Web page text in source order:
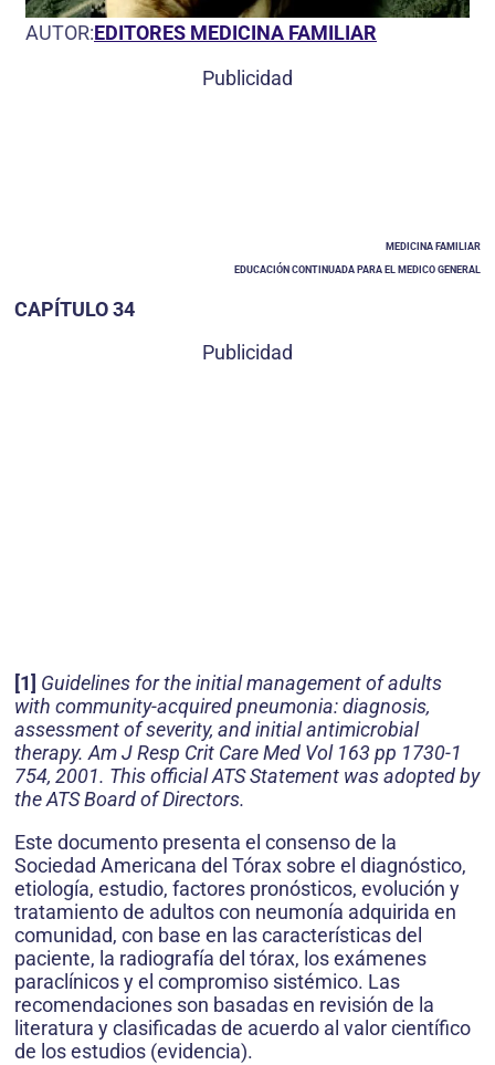
AUTOR:EDITORES MEDICINA FAMILIAR
Publicidad
MEDICINA FAMILIAR
EDUCACIÓN CONTINUADA PARA EL MEDICO GENERAL
CAPÍTULO 34
Publicidad
[1] Guidelines for the initial management of adults
with community-acquired pneumonia: diagnosis,
assessment of severity, and initial antimicrobial
therapy. Am J Resp Crit Care Med Vol 163 pp 1730-1
754, 2001. This official ATS Statement was adopted by
the ATS Board of Directors.
Este documento presenta el consenso de la
Sociedad Americana del Tórax sobre el diagnóstico,
etiología, estudio, factores pronósticos, evolución y
tratamiento de adultos con neumonía adquirida en
comunidad, con base en las características del
paciente, la radiografía del tórax, los exámenes
paraclínicos y el compromiso sistémico. Las
recomendaciones son basadas en revisión de la
literatura y clasificadas de acuerdo al valor científico
de los estudios (evidencia).